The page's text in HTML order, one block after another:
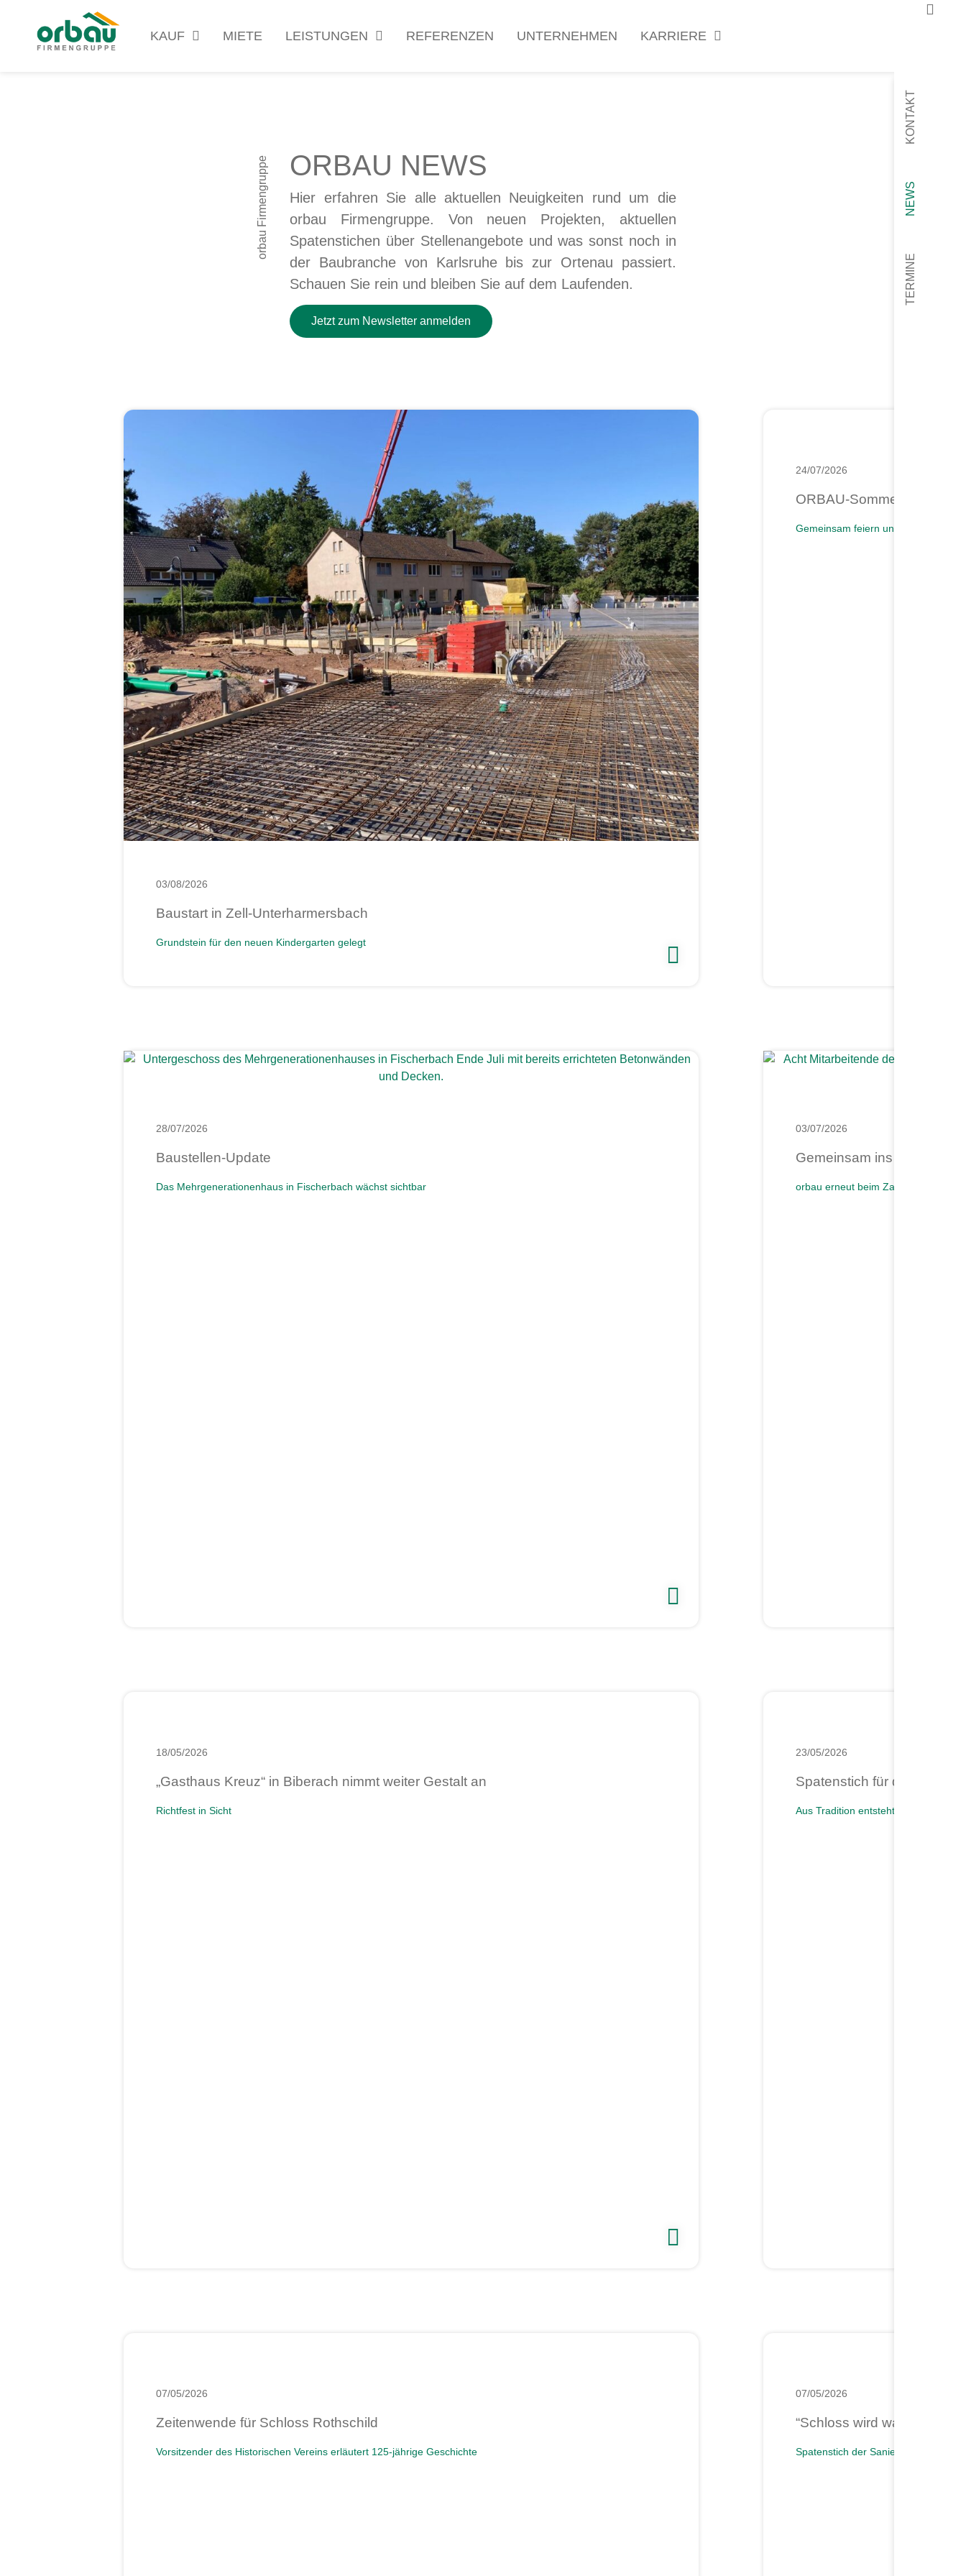
KAUF MIETE LEISTUNGEN REFERENZEN UNTERNEHMEN KARRIERE
TERMINE
NEWS
KONTAKT
orbau Firmengruppe ORBAU NEWS
Hier erfahren Sie alle aktuellen Neuigkeiten rund um die
orbau Firmengruppe. Von neuen Projekten, aktuellen
Spatenstichen über Stellenangebote und was sonst noch in
der Baubranche von Karlsruhe bis zur Ortenau passiert.
Schauen Sie rein und bleiben Sie auf dem Laufenden.
Jetzt zum Newsletter anmelden
03/08/2026
Baustart in Zell-Unterharmersbach
Grundstein für den neuen Kindergarten gelegt
24/07/2026
ORBAU-Sommerfest 2026
Gemeinsam feiern und Danke sagen
28/07/2026
Baustellen-Update
Das Mehrgenerationenhaus in Fischerbach wächst sichtbar
03/07/2026
Gemeinsam ins Ziel:
orbau erneut beim Zalando
18/05/2026
„Gasthaus Kreuz“ in Biberach nimmt weiter Gestalt an
Richtfest in Sicht
23/05/2026
Spatenstich für die neue
Aus Tradition entsteht Zukunft.
07/05/2026
Zeitenwende für Schloss Rothschild
Vorsitzender des Historischen Vereins erläutert 125-jährige Geschichte
07/05/2026
“Schloss wird
Spatenstich der Sanierung des